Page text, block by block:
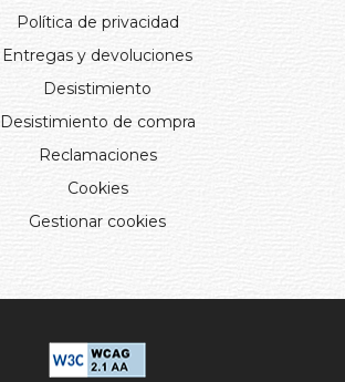
Política de privacidad
Entregas y devoluciones
Desistimiento
Desistimiento de compra
Reclamaciones
Cookies
Gestionar cookies